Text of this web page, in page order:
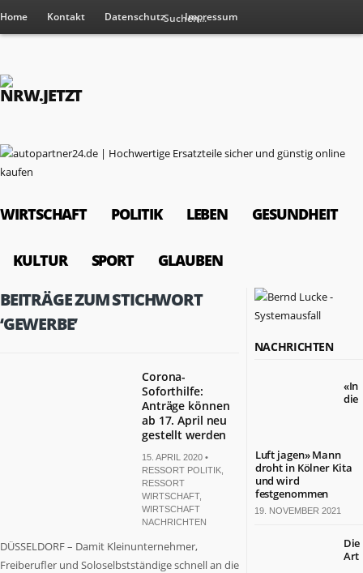
Home Kontakt Datenschutz Impressum
WIRTSCHAFT POLITIK LEBEN GESUNDHEIT
KULTUR SPORT GLAUBEN
BEITRÄGE ZUM STICHWORT
‘GEWERBE’
Corona-
Soforthilfe:
Anträge können
ab 17. April neu
gestellt werden
15. APRIL 2020 •
RESSORT POLITIK
RESSORT
WIRTSCHAFT,
WIRTSCHAFT
NACHRICHTEN
DÜSSELDORF – Damit Kleinunternehmer,
Freiberufler und Soloselbstständige schnell an die
NACHRICHTEN
«In
die
Luft jagen» Mann
droht in Kölner Kita
und wird
festgenommen
19. NOVEMBER 2021
Die
Art